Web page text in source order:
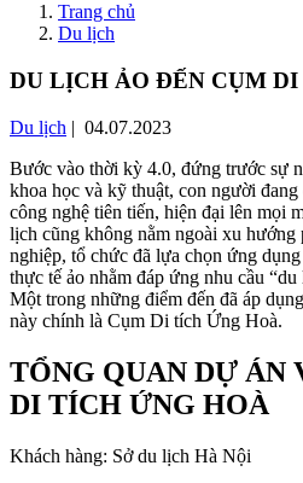
Trang chủ
Du lịch
DU LỊCH ẢO ĐẾN CỤM
Du lịch | 04.07.2023
Bước vào thời kỳ 4.0, đứng trước sự
khoa học và kỹ thuật, con người
công nghệ tiên tiến, hiện đại lên mọi
lịch cũng không nằm ngoài xu hướng
nghiệp, tổ chức đã lựa chọn ứng
thực tế ảo nhằm đáp ứng nhu cầu
Một trong những điểm đến đã áp
này chính là Cụm Di tích Ứng Hoà.
TỔNG QUAN DỰ ÁN
DI TÍCH ỨNG HOÀ
Khách hàng: Sở du lịch Hà Nội